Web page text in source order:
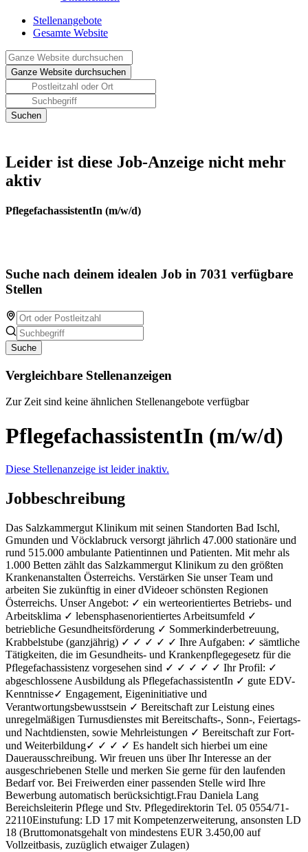
Stellenangebote
Gesamte Website
Leider ist diese Job-Anzeige nicht mehr
aktiv
PflegefachassistentIn (m/w/d)
Suche nach deinem idealen Job in 7031 verfügbare
Stellen
Suche
Vergleichbare Stellenanzeigen
Zur Zeit sind keine ähnlichen Stellenangebote verfügbar
PflegefachassistentIn (m/w/d)
Diese Stellenanzeige ist leider inaktiv.
Jobbeschreibung
Das Salzkammergut Klinikum mit seinen Standorten Bad Ischl,
Gmunden und Vöcklabruck versorgt jährlich 47.000 stationäre und
rund 515.000 ambulante Patientinnen und Patienten. Mit mehr als
1.000 Betten zählt das Salzkammergut Klinikum zu den größten
Krankenanstalten Österreichs. Verstärken Sie unser Team und
arbeiten Sie zukünftig in einer dVideoer schönsten Regionen
Österreichs. Unser Angebot: ✓ ein werteorientiertes Betriebs- und
Arbeitsklima ✓ lebensphasenorientiertes Arbeitsumfeld ✓
betriebliche Gesundheitsförderung ✓ Sommerkinderbetreuung,
Krabbelstube (ganzjährig) ✓ ✓ ✓ ✓ ✓ Ihre Aufgaben: ✓ sämtliche
Tätigkeiten, die im Gesundheits- und Krankenpflegegesetz für die
Pflegefachassistenz vorgesehen sind ✓ ✓ ✓ ✓ ✓ Ihr Profil: ✓
abgeschlossene Ausbildung als PflegefachassistentIn ✓ gute EDV-
Kenntnisse✓ Engagement, Eigeninitiative und
Verantwortungsbewusstsein ✓ Bereitschaft zur Leistung eines
unregelmäßigen Turnusdienstes mit Bereitschafts-, Sonn-, Feiertags-
und Nachtdiensten, sowie Mehrleistungen ✓ Bereitschaft zur Fort-
und Weiterbildung✓ ✓ ✓ ✓ Es handelt sich hierbei um eine
Dauerausschreibung. Wir freuen uns über Ihr Interesse an der
ausgeschriebenen Stelle und merken Sie gerne für den laufenden
Bedarf vor. Bei Freiwerden einer passenden Stelle wird Ihre
Bewerbung automatisch berücksichtigt.Frau Daniela Lang
Bereichsleiterin Pflege und Stv. Pflegedirektorin Tel. 05 0554/71-
22110Einstufung: LD 17 mit Kompetenzerweiterung, ansonsten LD
18 (Bruttomonatsgehalt von mindestens EUR 3.450,00 auf
Vollzeitbasis, zuzüglich etwaiger Zulagen)